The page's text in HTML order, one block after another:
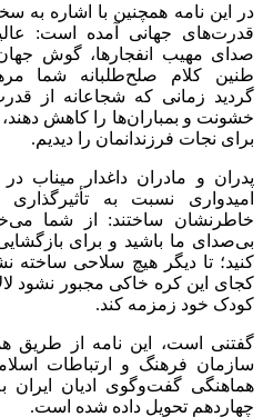
در این نامه همچنین با اشاره به
قدرت‌های جهانی آمده است:
صدای مهیب انفجارها، گوش
طنین کلام صلح‌طلبانه شما
گردید زمانی که شجاعانه از
خشونت و بمباران‌ها را کاهش
برای نجات فرزندانمان را دیدیم.
پدران و مادران داغدار میناب در
امیدواری نسبت به تأثیرگذاری
خاطرنشان ساختند: از شما
بی‌صدای ما باشید و برای
کنید؛ تا دیگر هیچ سلاحی ساخته
کجای این کره خاکی مجبور نشود
کودک خود زمزمه کند.
گفتنی است، این نامه از طریق
سازمان فرهنگ و ارتباطات
هماهنگی گفت‌وگوی ادیان ایران
چهاردهم تحویل داده شده است.